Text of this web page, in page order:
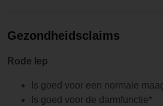
Gezondheidsclaims
Rode Iep
Is goed voor een normale
Is goed voor de darmfunctie*